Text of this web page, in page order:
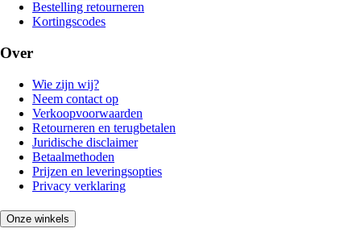
Bestelling retourneren
Kortingscodes
Over
Wie zijn wij?
Neem contact op
Verkoopvoorwaarden
Retourneren en terugbetalen
Juridische disclaimer
Betaalmethoden
Prijzen en leveringsopties
Privacy verklaring
Onze winkels